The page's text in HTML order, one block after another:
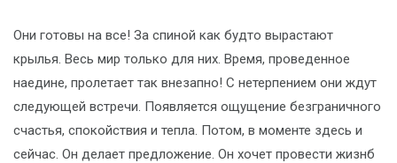
Они готовы на все! За спиной как будто вырастают
крылья. Весь мир только для них. Время, проведенное
наедине, пролетает так внезапно! С нетерпением они ждут
следующей встречи. Появляется ощущение безграничного
счастья, спокойствия и тепла. Потом, в моменте здесь и
сейчас. Он делает предложение. Он хочет провести жизнб